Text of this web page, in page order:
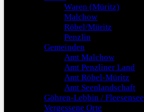
Waren (Müritz)
Malchow
Röbel/Müritz
Penzlin
Gemeinden
Amt Malchow
Amt Penzliner Land
Amt Röbel-Müritz
Amt Seenlandschaft
Göhren-Lebbin / Fleesensee
Vergessene Orte